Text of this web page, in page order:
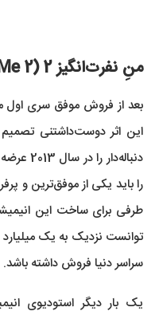
منِ نفرت‌انگیز 2 (Despicable Me 2)
بعد از فروش موفق سری اول
این اثر دوست‌داشتنی
را باید یکی از موفق‌ترین و
سراسر دنیا فروش داشته باشد.
یک بار دیگر استودیوی